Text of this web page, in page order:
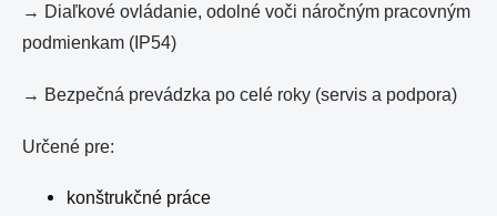
→ Diaľkové ovládanie, odolné voči náročným pracovným
podmienkam (IP54)
→ Bezpečná prevádzka po celé roky (servis a podpora)
Určené pre:
konštrukčné práce